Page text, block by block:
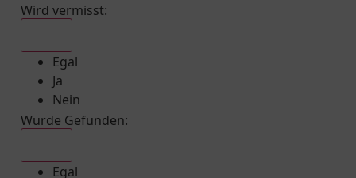
Wird vermisst:
Egal
Ja
Nein
Wurde Gefunden:
Egal